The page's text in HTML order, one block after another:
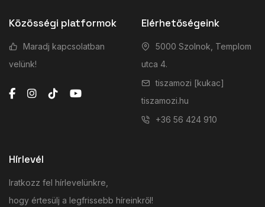
Közösségi platformok
Maradj kapcsolatban
velünk!
Elérhetőségeink
5000 Szolnok, Templom
utca 4.
tiszamozi [kukac]
tiszamozi.hu
+36 56 424 910
Hírlevél
Iratkozz fel hírlevelünkre,
hogy értesülj a legfrissebb híreinkről!